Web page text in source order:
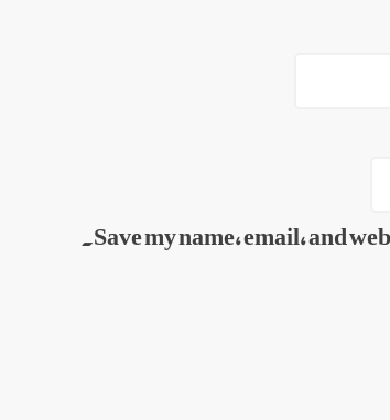
Save my name, email, and